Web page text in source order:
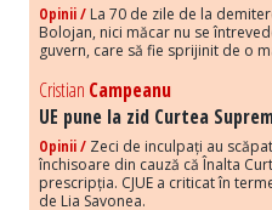
Opinii / La 70 de zile de la
Bolojan, nici măcar nu se
guvern, care să fie sprijinit de o
Cristian Campeanu
UE pune la zid Curtea
Opinii / Zeci de inculpați au
închisoare din cauză că Înalta
prescripția. CJUE a criticat în
de Lia Savonea.